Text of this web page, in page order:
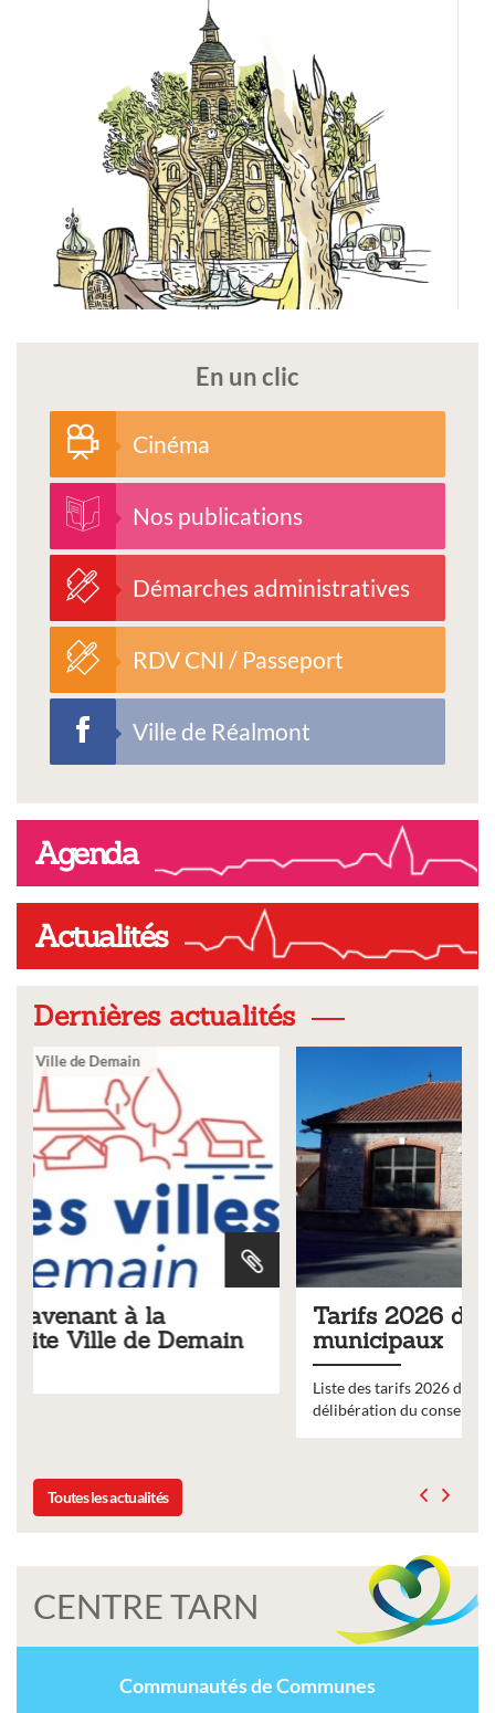
En un clic
Cinéma
Nos publications
Démarches administratives
RDV CNI / Passeport
Ville de Réalmont
Agenda
Actualités
Dernières actualités
Tarifs 2026 des services
municipaux
Liste des tarifs 2026 des services municipaux,
délibération du conseil municipal du 19 décembre 2025
Toutes les actualités
CENTRE TARN
Communautés de Communes